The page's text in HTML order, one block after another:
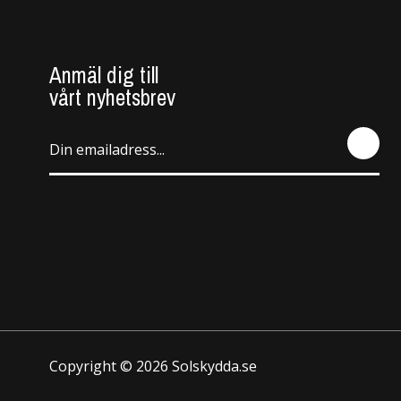
Anmäl dig till
vårt nyhetsbrev
SEN
Copyright © 2026 Solskydda.se